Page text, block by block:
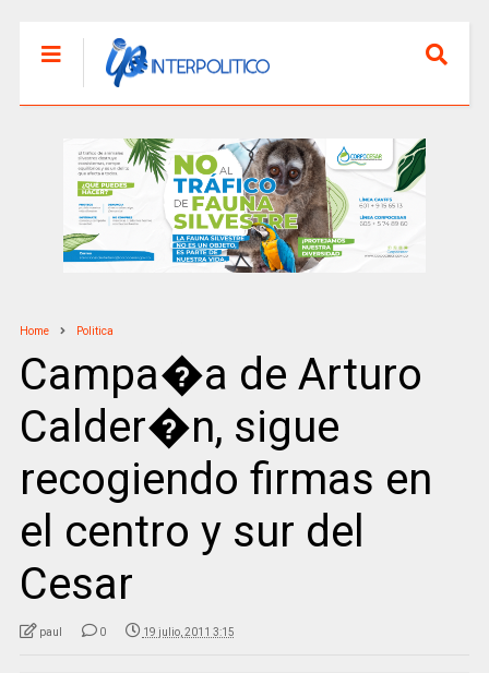
Home Politica
Campa�a de Arturo
Calder�n, sigue
recogiendo firmas en
el centro y sur del
Cesar
paul 0 19 julio, 2011 3:15